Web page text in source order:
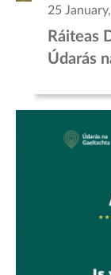
25
Ráiteas
Údarás